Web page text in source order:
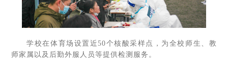
学校在体育场设置近50个核酸采样点，为全校师生、教
师家属以及后勤外服人员等提供检测服务。